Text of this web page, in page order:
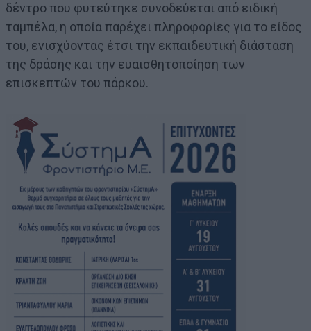
δέντρο που φυτεύτηκε συνοδεύεται από ειδική
ταμπέλα, η οποία παρέχει πληροφορίες για το είδος
του, ενισχύοντας έτσι την εκπαιδευτική διάσταση
της δράσης και την ευαισθητοποίηση των
επισκεπτών του πάρκου.